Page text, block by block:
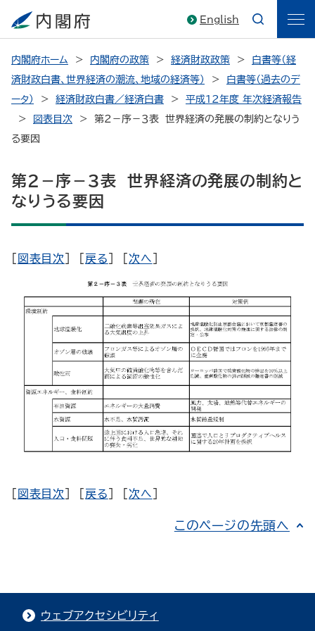
English
内閣府ホーム 内閣府の政策 経済財政政策
白書等（経
済財政白書、世界経済の潮流、地域の経済等）
白書等（過去のデ
ータ）
経済財政白書／経済白書
平成12年度 年次経済報告
図表目次
第２－序－３表 世界経済の発展の制約となりう
る要因
第２－序－３表 世界経済の発展の制約と
なりうる要因
図表目次 戻る ] [次へ
図表目次 戻る ] [次へ
このページの先頭へ
ウェブアクセシビリティ